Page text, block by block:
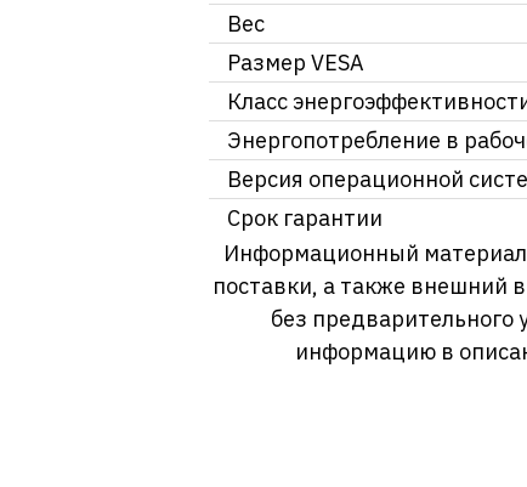
Вес
Размер VESA
Класс
Энергопотребление в
Версия операционной
Срок гарантии
Информационный материал
поставки, а также внешний
без
информацию в